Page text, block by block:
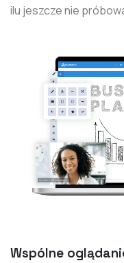
ilu jeszcze nie
Wspólne